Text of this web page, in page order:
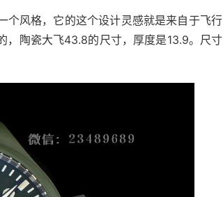
个风格，它的这个设计灵感就是来自于飞行
，陶瓷大飞43.8的尺寸，厚度是13.9。尺寸